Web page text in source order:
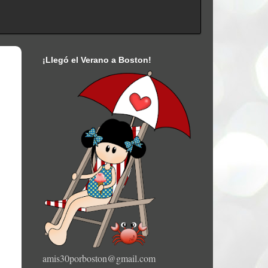
¡Llegó el Verano a Boston!
amis30porboston@gmail.com